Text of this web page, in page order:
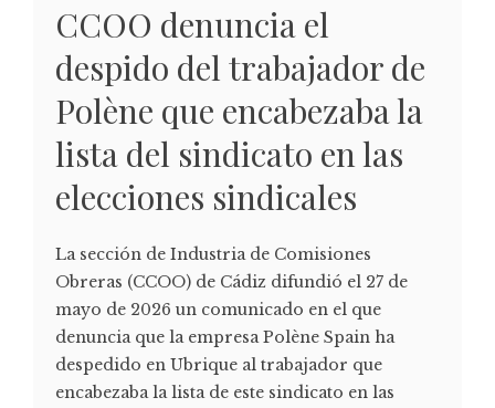
CCOO denuncia el
despido del trabajador de
Polène que encabezaba la
lista del sindicato en las
elecciones sindicales
La sección de Industria de Comisiones
Obreras (CCOO) de Cádiz difundió el 27 de
mayo de 2026 un comunicado en el que
denuncia que la empresa Polène Spain ha
despedido en Ubrique al trabajador que
encabezaba la lista de este sindicato en las